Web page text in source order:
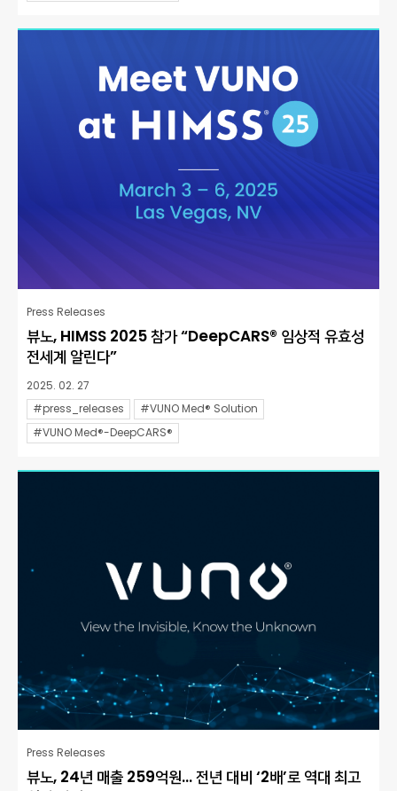
Press Releases
뷰노, HIMSS 2025 참가 “DeepCARS® 임상적 유효성
전세계 알린다”
2025. 02. 27
#press_releases
#VUNO Med® Solution
#VUNO Med®-DeepCARS®
Press Releases
뷰노, 24년 매출 259억원… 전년 대비 ‘2배’로 역대 최고